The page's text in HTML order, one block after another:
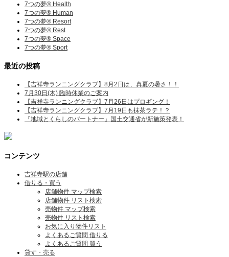
7つの夢® Health
7つの夢® Human
7つの夢® Resort
7つの夢® Rest
7つの夢® Space
7つの夢® Sport
最近の投稿
【吉祥寺ランニングクラブ】8月2日は、真夏の暑さ！！
7月30日(木) 臨時休業のご案内
【吉祥寺ランニングクラブ】7月26日はプロギング！
【吉祥寺ランニングクラブ】7月19日も抹茶ラテ！？
『地域とくらしのパートナー』国土交通省が新施策発表！
コンテンツ
吉祥寺駅の店舗
借りる・買う
店舗物件 マップ検索
店舗物件 リスト検索
売物件 マップ検索
売物件 リスト検索
お気に入り物件リスト
よくあるご質問 借りる
よくあるご質問 買う
貸す・売る